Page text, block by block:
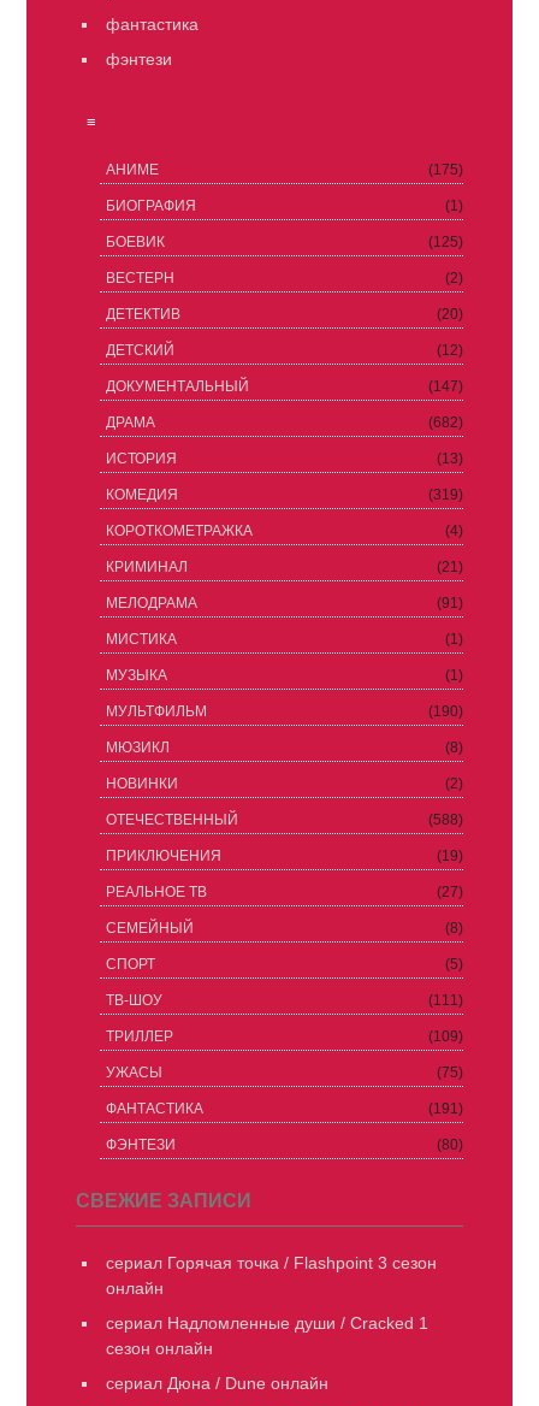
фантастика
фэнтези
≡
АНИМЕ (175)
БИОГРАФИЯ (1)
БОЕВИК (125)
ВЕСТЕРН (2)
ДЕТЕКТИВ (20)
ДЕТСКИЙ (12)
ДОКУМЕНТАЛЬНЫЙ (147)
ДРАМА (682)
ИСТОРИЯ (13)
КОМЕДИЯ (319)
КОРОТКОМЕТРАЖКА (4)
КРИМИНАЛ (21)
МЕЛОДРАМА (91)
МИСТИКА (1)
МУЗЫКА (1)
МУЛЬТФИЛЬМ (190)
МЮЗИКЛ (8)
НОВИНКИ (2)
ОТЕЧЕСТВЕННЫЙ (588)
ПРИКЛЮЧЕНИЯ (19)
РЕАЛЬНОЕ ТВ (27)
СЕМЕЙНЫЙ (8)
СПОРТ (5)
ТВ-ШОУ (111)
ТРИЛЛЕР (109)
УЖАСЫ (75)
ФАНТАСТИКА (191)
ФЭНТЕЗИ (80)
СВЕЖИЕ ЗАПИСИ
сериал Горячая точка / Flashpoint 3 сезон
онлайн
сериал Надломленные души / Cracked 1
сезон онлайн
сериал Дюна / Dune онлайн